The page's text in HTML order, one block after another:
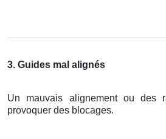
3. Guides mal alignés
Un mauvais alignement ou des
provoquer des blocages.